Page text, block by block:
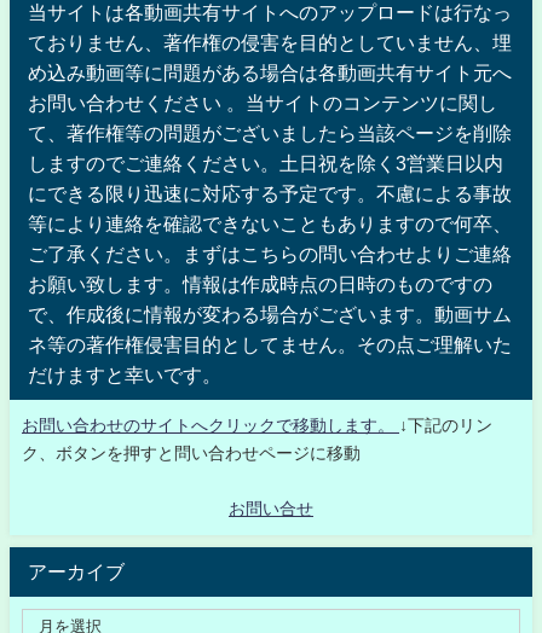
当サイトは各動画共有サイトへのアップロードは行なっ
ておりません、著作権の侵害を目的としていません、埋
め込み動画等に問題がある場合は各動画共有サイト元へ
お問い合わせください 。当サイトのコンテンツに関し
て、著作権等の問題がございましたら当該ページを削除
しますのでご連絡ください。土日祝を除く3営業日以内
にできる限り迅速に対応する予定です。不慮による事故
等により連絡を確認できないこともありますので何卒、
ご了承ください。まずはこちらの問い合わせよりご連絡
お願い致します。情報は作成時点の日時のものですの
で、作成後に情報が変わる場合がございます。動画サム
ネ等の著作権侵害目的としてません。その点ご理解いた
だけますと幸いです。
お問い合わせのサイトへクリックで移動します。
↓下記のリン
ク、ボタンを押すと問い合わせページに移動
お問い合せ
アーカイブ